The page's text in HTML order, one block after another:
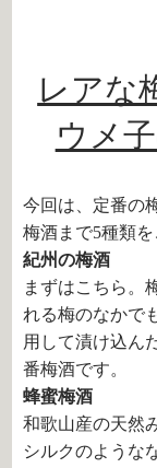
レアな
ウメ
今回は、定番の
梅酒まで5種類を
紀州の梅酒
まずはこちら。
れる梅のなかで
用して漬け込ん
番梅酒です。
蜂蜜梅酒
和歌山産の天然
シルクのような